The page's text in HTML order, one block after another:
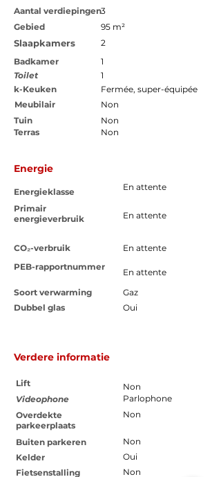
Aantal verdiepingen3
Gebied
95 m²
Slaapkamers
2
Badkamer
Toilet
k-Keuken
1
1
Fermée, super-équipée
Meubilair
Non
Tuin
Terras
Non
Non
Energie
Energieklasse En attente
Primair
energieverbruik
En attente
CO₂-verbruik
En attente
PEB-rapportnummer
Soort verwarming
Dubbel glas
En attente
Gaz
Oui
Verdere informatie
Lift
Videophone
Overdekte
parkeerplaats
Buiten parkeren
Kelder
Fietsenstalling
Non
Parlophone
Non
Non
Oui
Non